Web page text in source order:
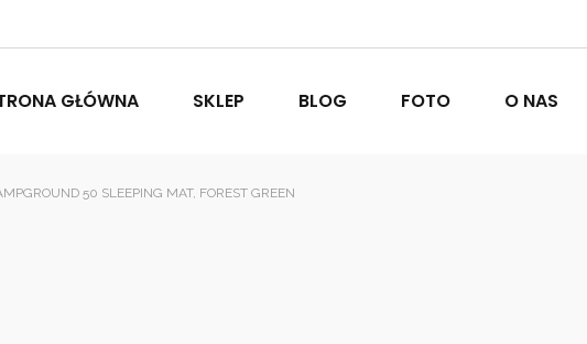
GŁÓWNA SKLEP BLOG FOTO O NAS
50 SLEEPING MAT, FOREST GREEN